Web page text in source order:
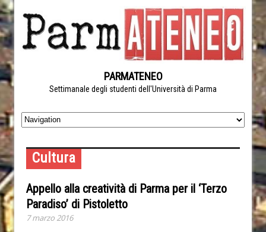
PARMATENEO
Settimanale degli studenti dell'Università di Parma
Cultura
Appello alla creatività di Parma per il ‘Terzo
Paradiso’ di Pistoletto
7 marzo 2016